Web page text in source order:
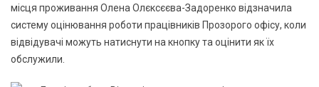
місця проживання Олена Олєксєєва-Задоренко відзначила
систему оцінювання роботи працівників Прозорого офісу, коли
відвідувачі можуть натиснути на кнопку та оцінити як їх
обслужили.